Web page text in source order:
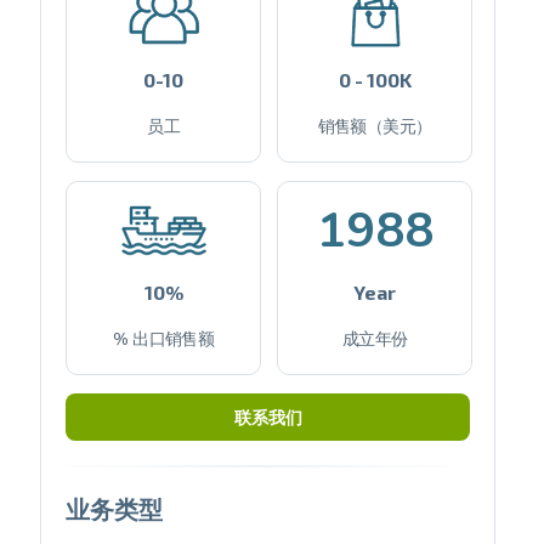
0-10
员工
0 - 100K
销售额（美元）
10%
% 出口销售额
1988
Year
成立年份
联系我们
业务类型